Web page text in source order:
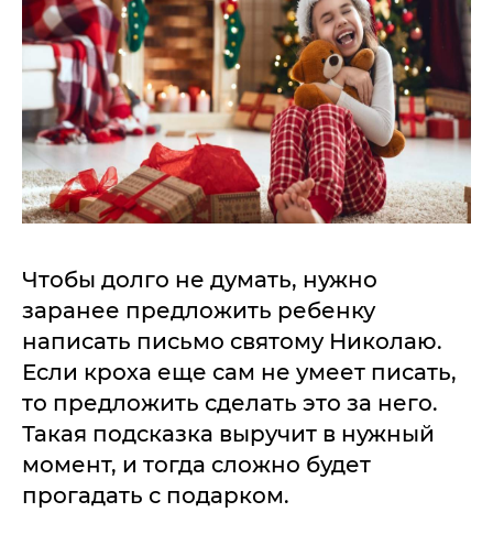
Чтобы долго не думать, нужно
заранее предложить ребенку
написать письмо святому Николаю.
Если кроха еще сам не умеет писать,
то предложить сделать это за него.
Такая подсказка выручит в нужный
момент, и тогда сложно будет
прогадать с подарком.